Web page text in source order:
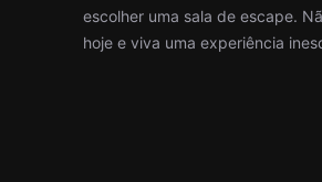
escolher uma sala de escape.
hoje e viva uma experiência